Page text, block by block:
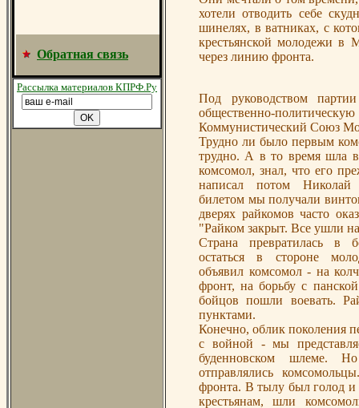
Обратная связь
Рассылка материалов КПРФ.Ру
хотели отводить себе
шинелях, в ватниках, с
крестьянской молодежи в
через линию фронта.
Под руководством
общественно-
Коммунистический Союз
Трудно ли было первым
трудно. А в то время шла
комсомол, знал, что его
написал потом
билетом мы получали
дверях райкомов часто
"Райком закрыт. Все ушли
Страна превратилась в
остаться в стороне
объявил комсомол - на
фронт, на борьбу с
бойцов пошли воевать.
пунктами.
Конечно, облик поколения
с войной - мы
буденновском шлеме.
отправлялись
фронта. В тылу был голод и
крестьянам, шли